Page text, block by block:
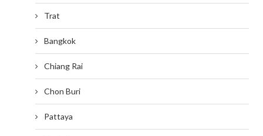
Trat
Bangkok
Chiang Rai
Chon Buri
Pattaya